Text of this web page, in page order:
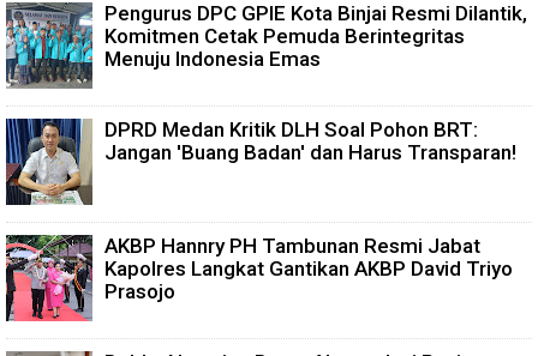
Pengurus DPC GPIE Kota Binjai Resmi Dilantik,
Komitmen Cetak Pemuda Berintegritas
Menuju Indonesia Emas
DPRD Medan Kritik DLH Soal Pohon BRT:
Jangan 'Buang Badan' dan Harus Transparan!
AKBP Hannry PH Tambunan Resmi Jabat
Kapolres Langkat Gantikan AKBP David Triyo
Prasojo